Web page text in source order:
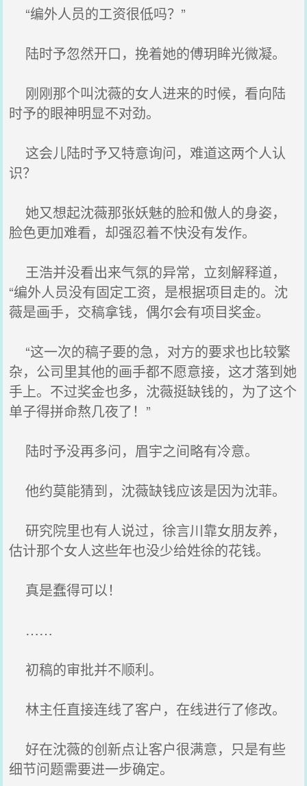
“编外人员的工资很低吗？”
陆时予忽然开口，挽着她的傅玥眸光微凝。
刚刚那个叫沈薇的女人进来的时候，看向陆
时予的眼神明显不对劲。
这会儿陆时予又特意询问，难道这两个人认
识？
她又想起沈薇那张妖魅的脸和傲人的身姿，
脸色更加难看，却强忍着不快没有发作。
王浩并没看出来气氛的异常，立刻解释道，
“编外人员没有固定工资，是根据项目走的。沈
薇是画手，交稿拿钱，偶尔会有项目奖金。
“这一次的稿子要的急，对方的要求也比较繁
杂，公司里其他的画手都不愿意接，这才落到她
手上。不过奖金也多，沈薇挺缺钱的，为了这个
单子得拼命熬几夜了！”
陆时予没再多问，眉宇之间略有冷意。
他约莫能猜到，沈薇缺钱应该是因为沈菲。
研究院里也有人说过，徐言川靠女朋友养，
估计那个女人这些年也没少给姓徐的花钱。
真是蠢得可以！
……
初稿的审批并不顺利。
林主任直接连线了客户，在线进行了修改。
好在沈薇的创新点让客户很满意，只是有些
细节问题需要进一步确定。